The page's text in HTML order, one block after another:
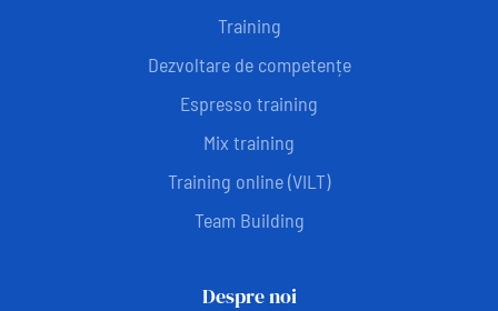
Training
Dezvoltare de competențe
Espresso training
Mix training
Training online (VILT)
Team Building
Despre noi